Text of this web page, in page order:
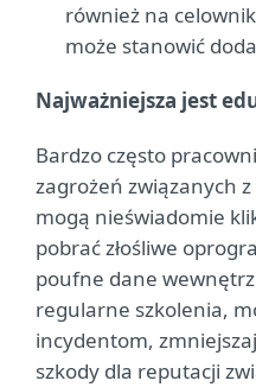
również na
może stanowić
Najważniejsza jest
Bardzo często
zagrożeń związanych
mogą nieświadomie
pobrać złośliwe
poufne dane
regularne szkolenia,
incydentom,
szkody dla reputacji